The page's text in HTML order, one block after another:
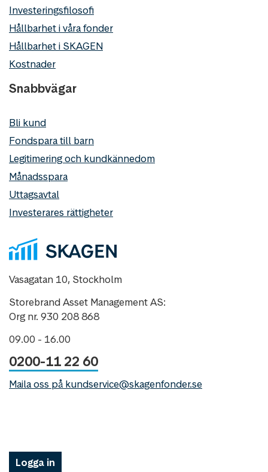
Investeringsfilosofi
Hållbarhet i våra fonder
Hållbarhet i SKAGEN
Kostnader
Snabbvägar
Bli kund
Fondspara till barn
Legitimering och kundkännedom
Månadsspara
Uttagsavtal
Investerares rättigheter
Vasagatan 10, Stockholm
Storebrand Asset Management AS:
Org nr. 930 208 868
09.00 - 16.00
0200-11 22 60
Maila oss på kundservice@skagenfonder.se
Logga in